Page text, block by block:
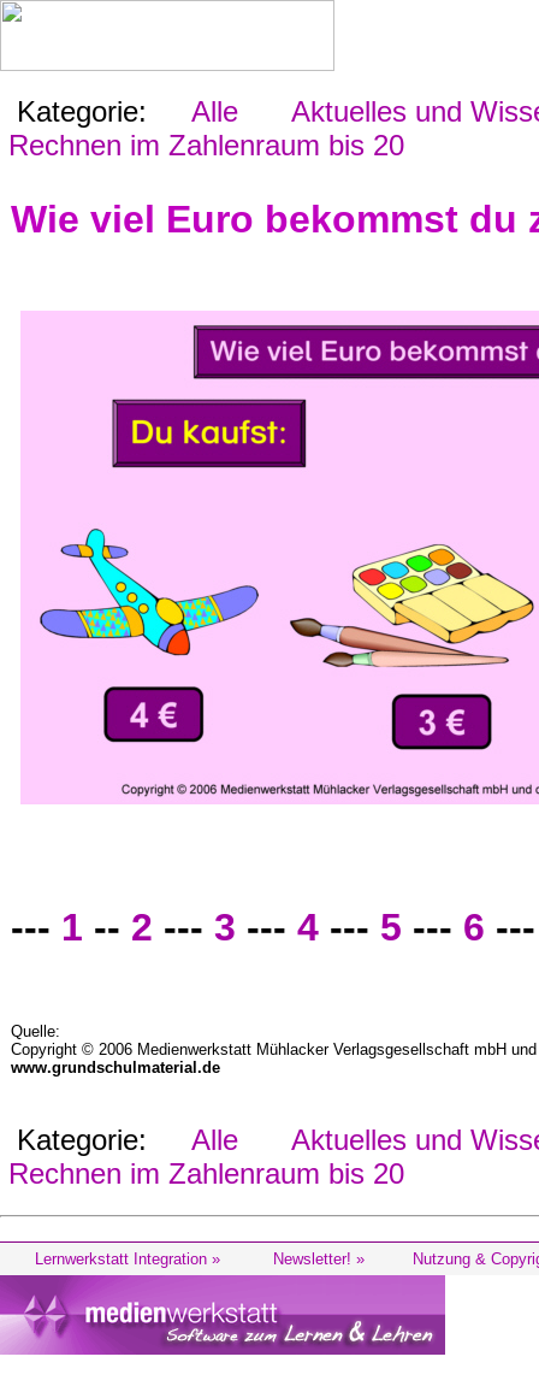
Kategorie: Alle
Aktuelles und
Rechnen im Zahlenraum bis 20
Wie viel Euro bekommst du
--- 1 -- 2 --- 3 --- 4 --- 5 --- 6
Quelle:
Copyright © 2006 Medienwerkstatt Mühlacker Verlagsgesellschaft mbH
www.grundschulmaterial.de
Kategorie: Alle
Aktuelles und
Rechnen im Zahlenraum bis 20
Lernwerkstatt Integration » Newsletter! » Nutzung &